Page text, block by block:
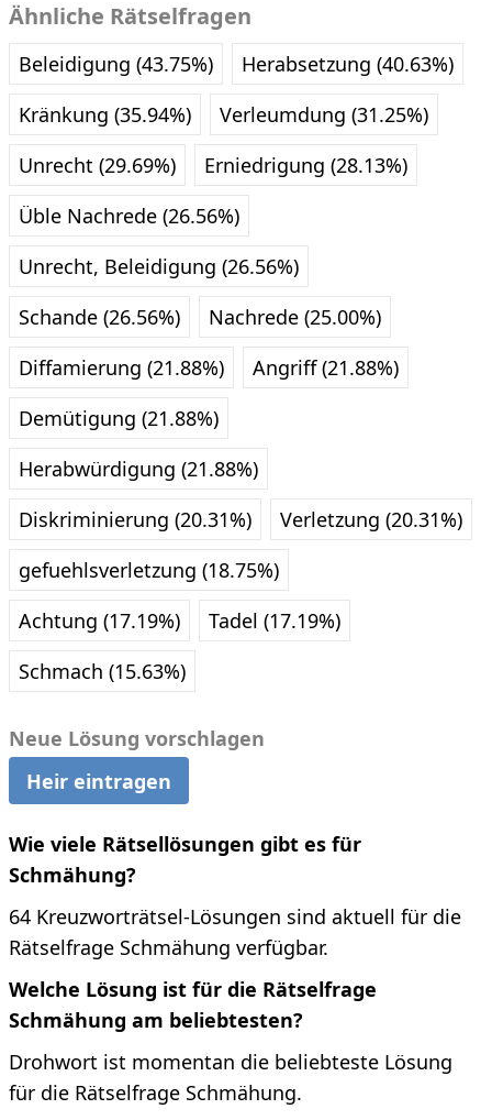
Ähnliche Rätselfragen
Beleidigung (43.75%)
Herabsetzung (40.63%)
Kränkung (35.94%)
Verleumdung (31.25%)
Unrecht (29.69%)
Erniedrigung (28.13%)
Üble Nachrede (26.56%)
Unrecht, Beleidigung (26.56%)
Schande (26.56%)
Nachrede (25.00%)
Diffamierung (21.88%)
Angriff (21.88%)
Demütigung (21.88%)
Herabwürdigung (21.88%)
Diskriminierung (20.31%)
Verletzung (20.31%)
gefuehlsverletzung (18.75%)
Achtung (17.19%)
Tadel (17.19%)
Schmach (15.63%)
Neue Lösung vorschlagen
Heir eintragen
Wie viele Rätsellösungen gibt es für
Schmähung?
64 Kreuzworträtsel-Lösungen sind aktuell für die
Rätselfrage Schmähung verfügbar.
Welche Lösung ist für die Rätselfrage
Schmähung am beliebtesten?
Drohwort ist momentan die beliebteste Lösung
für die Rätselfrage Schmähung.